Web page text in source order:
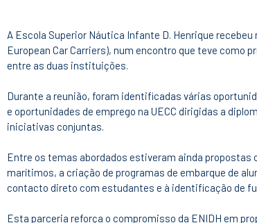
A Escola Superior Náutica Infante D. Henrique
European Car Carriers), num encontro que teve como
entre as duas instituições.
Durante a reunião, foram identificadas várias
e oportunidades de emprego na UECC dirigidas a
iniciativas conjuntas.
Entre os temas abordados estiveram ainda
marítimos, a criação de programas de embarque de
contacto direto com estudantes e à identificação de
Esta parceria reforça o compromisso da ENIDH em